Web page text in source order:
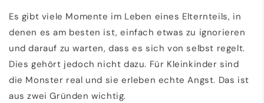
Es gibt viele Momente im Leben eines Elternteils, in
denen es am besten ist, einfach etwas zu ignorieren
und darauf zu warten, dass es sich von selbst regelt.
Dies gehört jedoch nicht dazu. Für Kleinkinder sind
die Monster real und sie erleben echte Angst. Das ist
aus zwei Gründen wichtig.